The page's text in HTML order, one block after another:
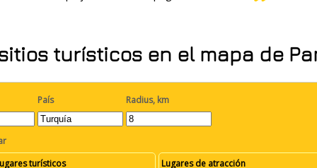
turísticos en el mapa de
País Radius, km
turísticos
Lugares de atracción